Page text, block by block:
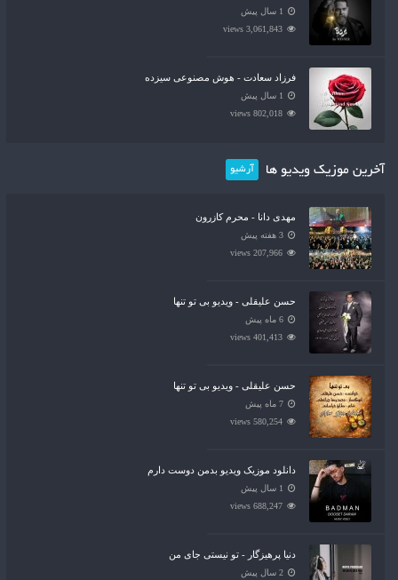
1 سال پیش
3,061,843 views
فرزاد سعادت - هوش مصنوعی سیزده
1 سال پیش
802,018 views
آخرین موزیک ویدیو ها آرشیو
مهدی دانا - محرم کازرون
3 هفته پیش
207,966 views
حسن علیقلی - ویدیو بی تو تنها
6 ماه پیش
401,413 views
حسن علیقلی - ویدیو بی تو تنها
7 ماه پیش
580,254 views
دانلود موزیک ویدیو بدمن دوست دارم
1 سال پیش
688,247 views
دنیا پرهیزگار - تو نیستی جای من
2 سال پیش